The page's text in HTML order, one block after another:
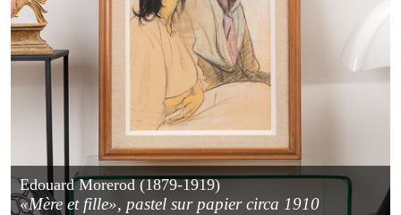
Edouard Morerod (1879-1919)
«Mère et fille», pastel sur papier circa 1910